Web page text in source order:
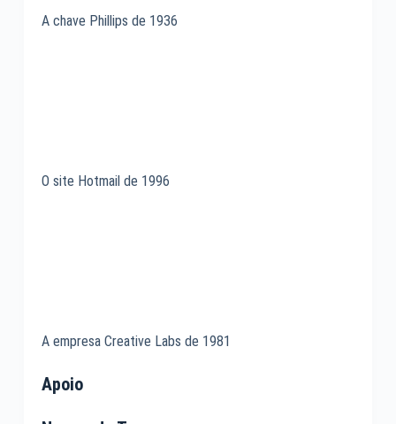
A chave Phillips de 1936
O site Hotmail de 1996
A empresa Creative Labs de 1981
Apoio